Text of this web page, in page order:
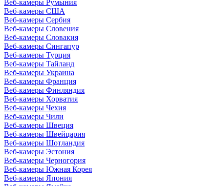
Веб-камеры Румыния
Веб-камеры США
Веб-камеры Сербия
Веб-камеры Словения
Веб-камеры Словакия
Веб-камеры Сингапур
Веб-камеры Турция
Веб-камеры Тайланд
Веб-камеры Украина
Веб-камеры Франция
Веб-камеры Финляндия
Веб-камеры Хорватия
Веб-камеры Чехия
Веб-камеры Чили
Веб-камеры Швеция
Веб-камеры Швейцария
Веб-камеры Шотландия
Веб-камеры Эстония
Веб-камеры Черногория
Веб-камеры Южная Корея
Веб-камеры Япония